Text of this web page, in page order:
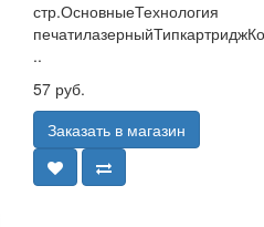
стр.ОсновныеТехнология
..
57 руб.
Заказать в магазин